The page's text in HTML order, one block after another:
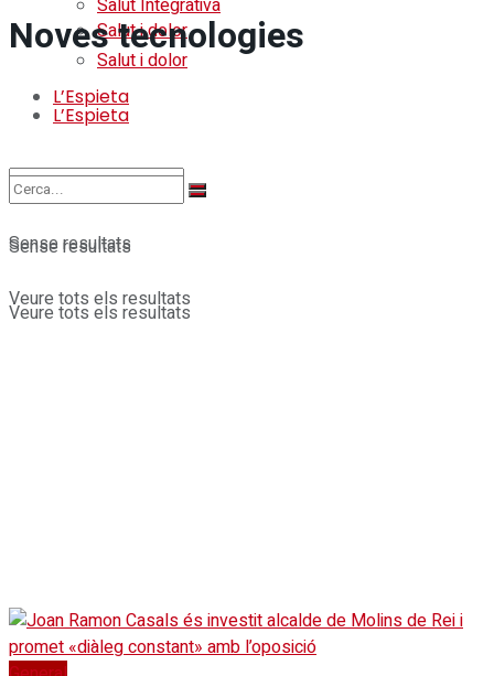
Salut i dolor
L’Espieta
Sense resultats
Veure tots els resultats
Salut Integrativa
Salut i dolor
L’Espieta
Sense resultats
Veure tots els resultats
Noves tecnologies